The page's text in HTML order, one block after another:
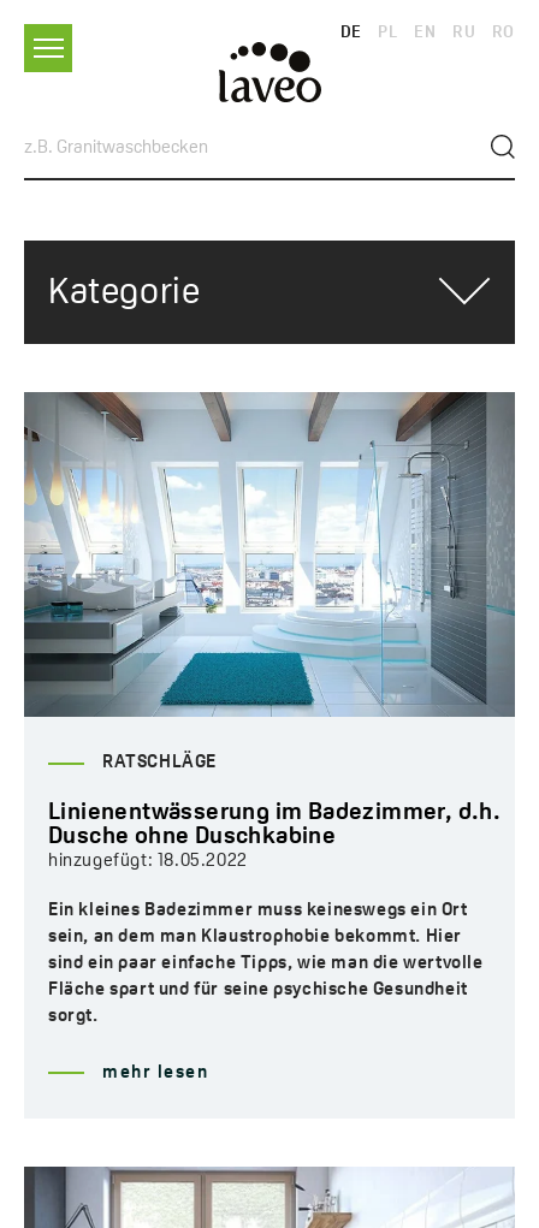
DE PL EN RU RO
Kategorie
TRENDS UND INSPIRATIONEN
SPÜLEN
RATSCHLÄGE
Linienentwässerung im Badezimmer, d.h.
Dusche ohne Duschkabine
hinzugefügt: 18.05.2022
Ein kleines Badezimmer muss keineswegs ein Ort
sein, an dem man Klaustrophobie bekommt. Hier
sind ein paar einfache Tipps, wie man die wertvolle
Fläche spart und für seine psychische Gesundheit
sorgt.
mehr lesen